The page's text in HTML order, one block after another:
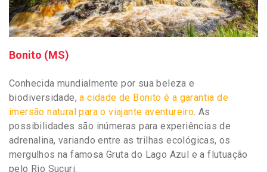
Bonito (MS)
Conhecida mundialmente por sua beleza e
biodiversidade,a cidade de Bonito é a garantia de
imersão natural para o viajante aventureiro. As
possibilidades são inúmeras para experiências de
adrenalina, variando entre as trilhas ecológicas, os
mergulhos na famosa Gruta do Lago Azul e a flutuação
pelo Rio Sucuri.